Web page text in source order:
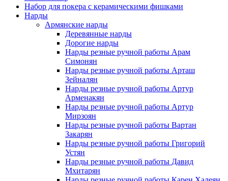
Набор для покера с керамическими фишками
Нарды
Армянские нарды
Деревянные нарды
Дорогие нарды
Нарды резные ручной работы Арам
Симонян
Нарды резные ручной работы Арташ
Зейналян
Нарды резные ручной работы Артур
Арменакян
Нарды резные ручной работы Артур
Мирзоян
Нарды резные ручной работы Вартан
Закарян
Нарды резные ручной работы Григорий
Устян
Нарды резные ручной работы Давид
Мхитарян